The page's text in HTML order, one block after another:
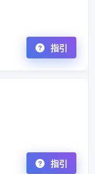
指引
指引